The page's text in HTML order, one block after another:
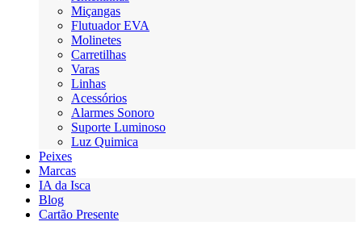
Miçangas
Flutuador EVA
Molinetes
Carretilhas
Varas
Linhas
Acessórios
Alarmes Sonoro
Suporte Luminoso
Luz Quimica
Peixes
Marcas
IA da Isca
Blog
Cartão Presente